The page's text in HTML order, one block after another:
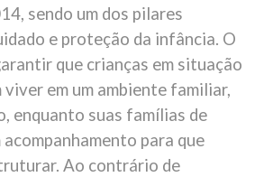
sendo um dos pilares
e proteção da infância. O
que crianças em situação
viver em um ambiente familiar,
enquanto suas famílias de
para que
Ao contrário de